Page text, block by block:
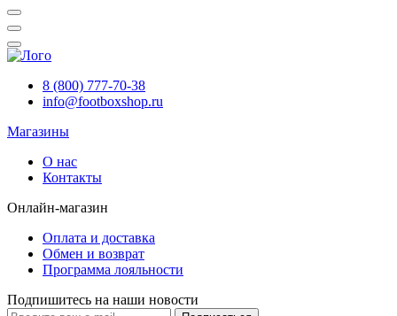
8 (800) 777-70-38
info@footboxshop.ru
Магазины
О нас
Контакты
Онлайн-магазин
Оплата и доставка
Обмен и возврат
Программа лояльности
Подпишитесь на наши новости